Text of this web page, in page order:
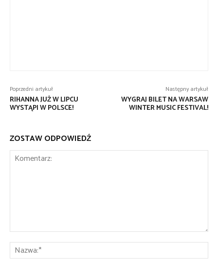
Poprzedni artykuł
RIHANNA JUŻ W LIPCU
WYSTĄPI W POLSCE!
Następny artykuł
WYGRAJ BILET NA WARSAW
WINTER MUSIC FESTIVAL!
ZOSTAW ODPOWIEDŹ